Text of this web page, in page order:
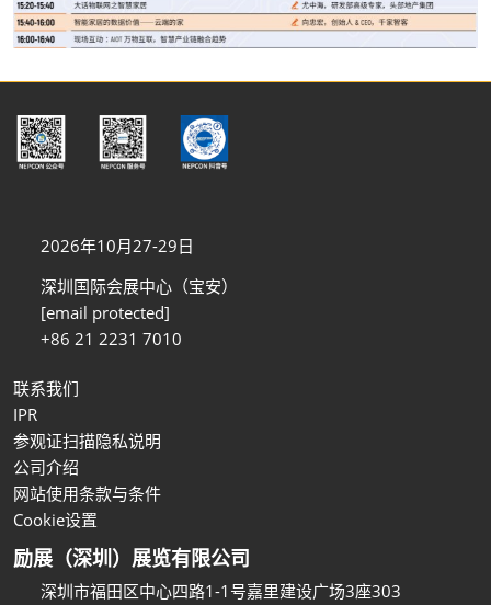
2026年10月27-29日
深圳国际会展中心（宝安）
[email protected]
+86 21 2231 7010
联系我们
IPR
参观证扫描隐私说明
公司介绍
网站使用条款与条件
Cookie设置
励展（深圳）展览有限公司
深圳市福田区中心四路1-1号嘉里建设广场3座303